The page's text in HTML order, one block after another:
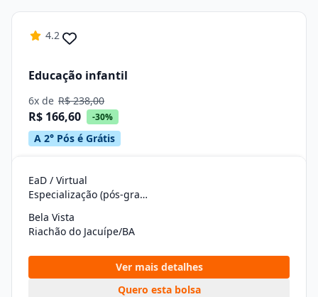
4.2
Educação infantil
6x de R$ 238,00
R$ 166,60 -30%
A 2° Pós é Grátis
EaD / Virtual
Especialização (pós-graduação)
Bela Vista
Riachão do Jacuípe/BA
Ver mais detalhes
Quero esta bolsa